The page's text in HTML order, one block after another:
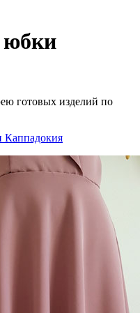
юбки
готовых изделий по
Каппадокия